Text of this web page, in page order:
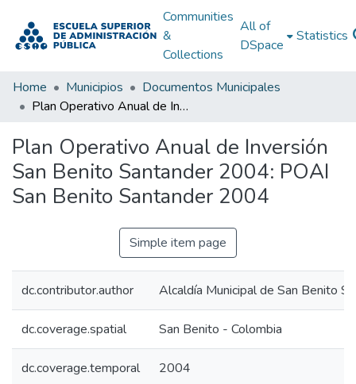
Communities
&
Collections
All of
DSpace
Statistics
Home Municipios
Documentos Municipales
Plan Operativo Anual de Inversión San Benito Santander 2004: POAI San Benito Santander 2004
Plan Operativo Anual de Inversión
San Benito Santander 2004: POAI
San Benito Santander 2004
Simple item page
dc.contributor.author Alcaldía Municipal de San Benito
dc.coverage.spatial San Benito - Colombia
dc.coverage.temporal 2004